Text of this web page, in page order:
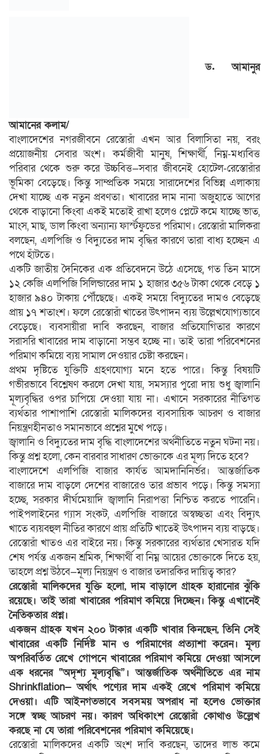
ড. আমানুর
আমানের কলাম/
বাংলাদেশের নগরজীবনে রেস্তোরাঁ এখন আর বিলাসিতা নয়, বরং
প্রয়োজনীয় সেবার অংশ। কর্মজীবী মানুষ, শিক্ষার্থী, নিম্ন-মধ্যবিত্ত
পরিবার থেকে শুরু করে উচ্চবিত্ত—সবার জীবনেই হোটেল-রেস্তোরাঁর
ভূমিকা বেড়েছে। কিন্তু সাম্প্রতিক সময়ে সারাদেশের বিভিন্ন এলাকায়
দেখা যাচ্ছে এক নতুন প্রবণতা। খাবারের দাম নানা অজুহাতে আগের
থেকে বাড়ানো কিংবা একই মতোই রাখা হলেও প্লেটে কমে যাচ্ছে ভাত,
মাংস, মাছ, ডাল কিংবা অন্যান্য ফার্স্টফুডের পরিমাণ। রেস্তোরাঁ মালিকরা
বলছেন, এলপিজি ও বিদ্যুতের দাম বৃদ্ধির কারণে তারা বাধ্য হচ্ছেন এ
পথে হাঁটতে।
একটি জাতীয় দৈনিকের এক প্রতিবেদনে উঠে এসেছে, গত তিন মাসে
১২ কেজি এলপিজি সিলিন্ডারের দাম ১ হাজার ৩৫৬ টাকা থেকে বেড়ে ১
হাজার ৯৪০ টাকায় পৌঁছেছে। একই সময়ে বিদ্যুতের দামও বেড়েছে
প্রায় ১৭ শতাংশ। ফলে রেস্তোরাঁ খাতের উৎপাদন ব্যয় উল্লেখযোগ্যভাবে
বেড়েছে। ব্যবসায়ীরা দাবি করছেন, বাজার প্রতিযোগিতার কারণে
সরাসরি খাবারের দাম বাড়ানো সম্ভব হচ্ছে না। তাই তারা পরিবেশনের
পরিমাণ কমিয়ে ব্যয় সামাল দেওয়ার চেষ্টা করছেন।
প্রথম দৃষ্টিতে যুক্তিটি গ্রহণযোগ্য মনে হতে পারে। কিন্তু বিষয়টি
গভীরভাবে বিশ্লেষণ করলে দেখা যায়, সমস্যার পুরো দায় শুধু জ্বালানি
মূল্যবৃদ্ধির ওপর চাপিয়ে দেওয়া যায় না। এখানে সরকারের নীতিগত
ব্যর্থতার পাশাপাশি রেস্তোরাঁ মালিকদের ব্যবসায়িক আচরণ ও বাজার
নিয়ন্ত্রণহীনতাও সমানভাবে প্রশ্নের মুখে পড়ে।
জ্বালানি ও বিদ্যুতের দাম বৃদ্ধি বাংলাদেশের অর্থনীতিতে নতুন ঘটনা নয়।
কিন্তু প্রশ্ন হলো, কেন বারবার সাধারণ ভোক্তাকে এর মূল্য দিতে হবে?
বাংলাদেশে এলপিজি বাজার কার্যত আমদানিনির্ভর। আন্তর্জাতিক
বাজারে দাম বাড়লে দেশের বাজারেও তার প্রভাব পড়ে। কিন্তু সমস্যা
হচ্ছে, সরকার দীর্ঘমেয়াদি জ্বালানি নিরাপত্তা নিশ্চিত করতে পারেনি।
পাইপলাইনের গ্যাস সংকট, এলপিজি বাজারে অস্বচ্ছতা এবং বিদ্যুৎ
খাতে ব্যয়বহুল নীতির কারণে প্রায় প্রতিটি খাতেই উৎপাদন ব্যয় বাড়ছে।
রেস্তোরাঁ খাতও এর বাইরে নয়। কিন্তু সরকারের ব্যর্থতার খেসারত যদি
শেষ পর্যন্ত একজন শ্রমিক, শিক্ষার্থী বা নিম্ন আয়ের ভোক্তাকে দিতে হয়,
তাহলে প্রশ্ন উঠবে—মূল্য নিয়ন্ত্রণ ও বাজার তদারকির দায়িত্ব কার?
রেস্তোরাঁ মালিকদের যুক্তি হলো, দাম বাড়ালে গ্রাহক হারানোর ঝুঁকি
রয়েছে। তাই তারা খাবারের পরিমাণ কমিয়ে দিচ্ছেন। কিন্তু এখানেই
নৈতিকতার প্রশ্ন।
একজন গ্রাহক যখন ২০০ টাকার একটি খাবার কিনছেন, তিনি সেই
খাবারের একটি নির্দিষ্ট মান ও পরিমাণের প্রত্যাশা করেন। মূল্য
অপরিবর্তিত রেখে গোপনে খাবারের পরিমাণ কমিয়ে দেওয়া আসলে
এক ধরনের “অদৃশ্য মূল্যবৃদ্ধি”। আন্তর্জাতিক অর্থনীতিতে এর নাম
Shrinkflation— অর্থাৎ পণ্যের দাম একই রেখে পরিমাণ কমিয়ে
দেওয়া। এটি আইনগতভাবে সবসময় অপরাধ না হলেও ভোক্তার
সঙ্গে স্বচ্ছ আচরণ নয়। কারণ অধিকাংশ রেস্তোরাঁ কোথাও উল্লেখ
করছে না যে তারা পরিবেশনের পরিমাণ কমিয়েছে।
রেস্তোরাঁ মালিকদের একটি অংশ দাবি করছেন, তাদের লাভ কমে